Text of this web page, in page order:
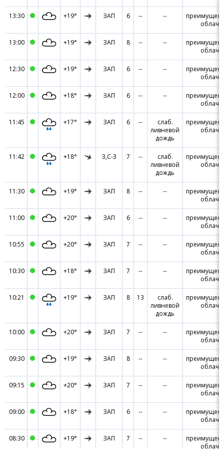
13:30 +19° ЗАП 6 -- --
13:00 +19° ЗАП 8 -- --
12:30 +19° ЗАП 6 -- --
12:00 +18° ЗАП 6 -- --
11:45 +17° ЗАП 6 --
слаб.
ливневой
дождь
11:42 +18° З,С-З 7 --
слаб.
ливневой
дождь
11:30 +19° ЗАП 8 -- --
11:00 +20° ЗАП 6 -- --
10:55 +20° ЗАП 7 -- --
10:30 +18° ЗАП 7 -- --
10:21 +19° ЗАП 8 13
слаб.
ливневой
дождь
10:00 +20° ЗАП 7 -- --
09:30 +19° ЗАП 8 -- --
09:15 +20° ЗАП 7 -- --
09:00 +18° ЗАП 6 -- --
08:30 +19° ЗАП 7 -- --